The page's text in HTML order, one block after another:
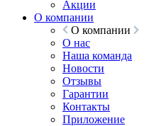
Акции
О компании
О компании
О нас
Наша команда
Новости
Отзывы
Гарантии
Контакты
Приложение